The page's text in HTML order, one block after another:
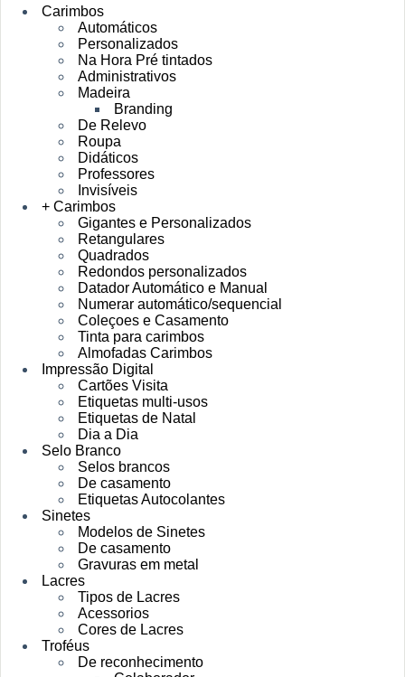
Carimbos
Automáticos
Personalizados
Na Hora Pré tintados
Administrativos
Madeira
Branding
De Relevo
Roupa
Didáticos
Professores
Invisíveis
+ Carimbos
Gigantes e Personalizados
Retangulares
Quadrados
Redondos personalizados
Datador Automático e Manual
Numerar automático/sequencial
Coleçoes e Casamento
Tinta para carimbos
Almofadas Carimbos
Impressão Digital
Cartões Visita
Etiquetas multi-usos
Etiquetas de Natal
Dia a Dia
Selo Branco
Selos brancos
De casamento
Etiquetas Autocolantes
Sinetes
Modelos de Sinetes
De casamento
Gravuras em metal
Lacres
Tipos de Lacres
Acessorios
Cores de Lacres
Troféus
De reconhecimento